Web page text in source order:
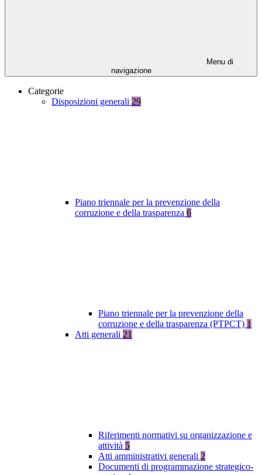
Menu di
navigazione
Categorie
Disposizioni generali 29
Piano triennale per la prevenzione della
corruzione e della trasparenza 6
Piano triennale per la prevenzione della
corruzione e della trasparenza (PTPCT) 1
Atti generali 21
Riferimenti normativi su organizzazione e
attività 5
Atti amministrativi generali 2
Documenti di programmazione strategico-